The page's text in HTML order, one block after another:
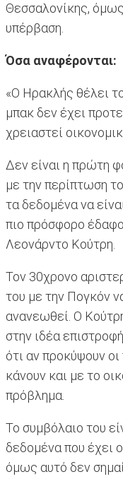
Θεσσαλονίκης,
υπέρβαση.
Όσα αναφέρονται:
«Ο Ηρακλής θέλει
μπακ δεν έχει
χρειαστεί
Δεν είναι η πρώτη
με την περίπτωση
τα δεδομένα να
πιο πρόσφορο
Λεονάρντο Κούτρη.
Τον 30χρονο
του με την Πογκόν
ανανεωθεί. Ο
στην ιδέα
ότι αν προκύψουν
κάνουν και με το
πρόβλημα.
Το συμβόλαιο του
δεδομένα που έχει
όμως αυτό δεν